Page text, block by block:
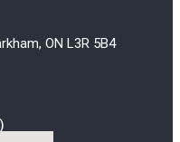
ON L3R 5B4